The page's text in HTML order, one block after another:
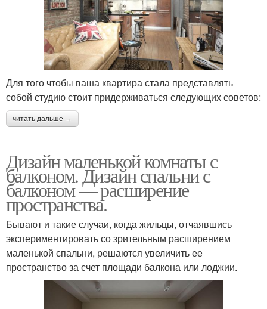
Для того чтобы ваша квартира стала представлять
собой студию стоит придерживаться следующих советов:
читать дальше →
Дизайн маленькой комнаты с
балконом. Дизайн спальни с
балконом — расширение
пространства.
Бывают и такие случаи, когда жильцы, отчаявшись
экспериментировать со зрительным расширением
маленькой спальни, решаются увеличить ее
пространство за счет площади балкона или лоджии.